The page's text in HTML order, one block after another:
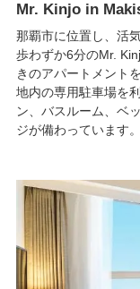
Mr. Kinjo in
那覇市に位置し、活
歩わずか6分のMr.
きのアパートメント
地内の専用駐車場を
ン、バスルーム、ベ
ジが備わっています